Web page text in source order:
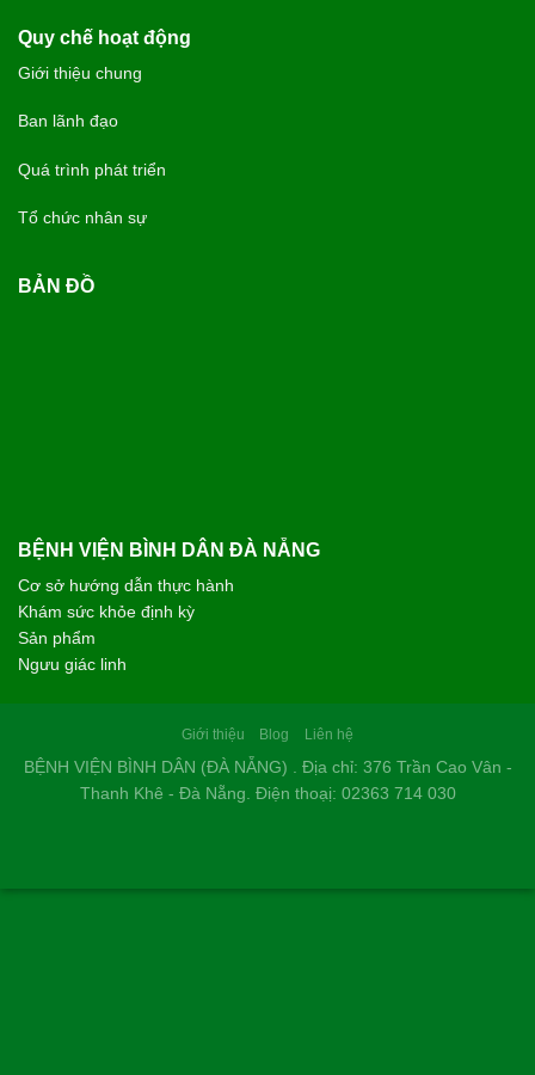
Quy chế hoạt động
Giới thiệu chung
Ban lãnh đạo
Quá trình phát triển
Tổ chức nhân sự
BẢN ĐỒ
BỆNH VIỆN BÌNH DÂN ĐÀ NẴNG
Cơ sở hướng dẫn thực hành
Khám sức khỏe định kỳ
Sản phẩm
Ngưu giác linh
Giới thiệu Blog Liên hệ
BỆNH VIỆN BÌNH DÂN (ĐÀ NẴNG) . Địa chỉ: 376 Trần Cao Vân -
Thanh Khê - Đà Nẵng. Điện thoạị: 02363 714 030